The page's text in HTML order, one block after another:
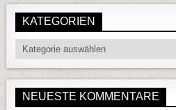
KATEGORIEN
Kategorien
NEUESTE KOMMENTARE